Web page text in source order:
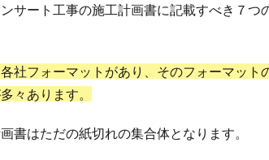
サート工事の施工計画書に記載すべき７つ
社フォーマットがあり、そのフォーマット
々あります。
書はただの紙切れの集合体となります。